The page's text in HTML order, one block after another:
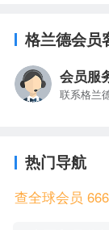
以上数据均由
格兰德会员
会员服
联系格兰
热门导航
查全球会员